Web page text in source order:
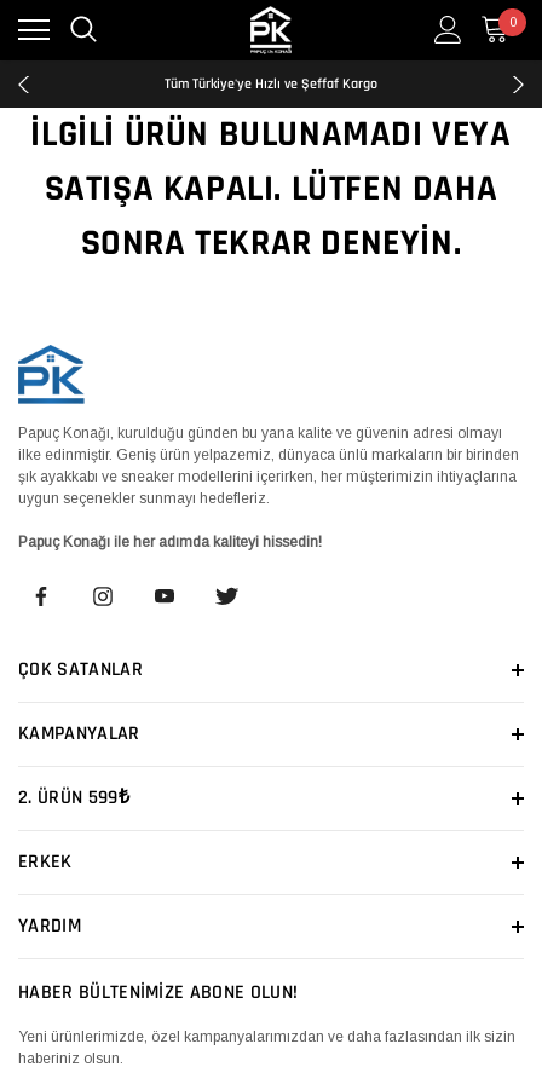
0
Kredi Kartına Taksit İmkanı
2500₺ ve Üzeri Ücretsiz Kargo
Tüm Türkiye'ye Hızlı ve Şeffaf Kargo
Kredi Kartına Taksit İmkanı
2500₺ ve Üzeri Ücretsiz Kargo
Kredi Kartına Taksit İmkanı
İLGILI ÜRÜN BULUNAMADI VEYA
SATIŞA KAPALI. LÜTFEN DAHA
SONRA TEKRAR DENEYIN.
Papuç Konağı, kurulduğu günden bu yana kalite ve güvenin adresi olmayı
ilke edinmiştir. Geniş ürün yelpazemiz, dünyaca ünlü markaların bir birinden
şık ayakkabı ve sneaker modellerini içerirken, her müşterimizin ihtiyaçlarına
uygun seçenekler sunmayı hedefleriz.
Papuç Konağı ile her adımda kaliteyi hissedin!
ÇOK SATANLAR
KAMPANYALAR
2. ÜRÜN 599₺
ERKEK
YARDIM
HABER BÜLTENİMİZE ABONE OLUN!
Yeni ürünlerimizde, özel kampanyalarımızdan ve daha fazlasından ilk sizin
haberiniz olsun.